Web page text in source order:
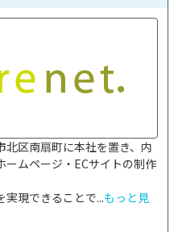
区南扇町に本社を置き、内
ムページ・ECサイトの制作
実現できることで...もっと見